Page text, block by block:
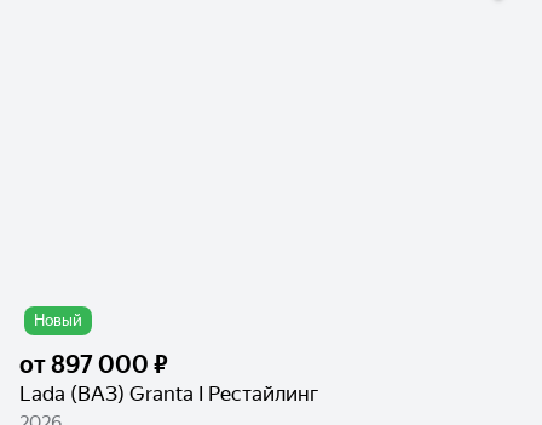
Новый
от897 000 ₽
Lada (ВАЗ) Granta I Рестайлинг